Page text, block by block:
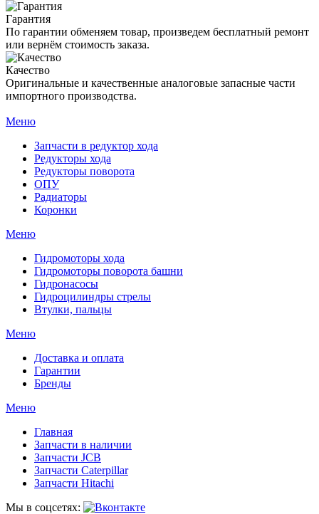
Гарантия
По гарантии обменяем товар, произведем бесплатный ремонт
или вернём стоимость заказа.
Качество
Оригинальные и качественные аналоговые запасные части
импортного производства.
Меню
Запчасти в редуктор хода
Редукторы хода
Редукторы поворота
ОПУ
Радиаторы
Коронки
Меню
Гидромоторы хода
Гидромоторы поворота башни
Гидронасосы
Гидроцилиндры стрелы
Втулки, пальцы
Меню
Доставка и оплата
Гарантии
Бренды
Меню
Главная
Запчасти в наличии
Запчасти JCB
Запчасти Caterpillar
Запчасти Hitachi
Мы в соцсетях: